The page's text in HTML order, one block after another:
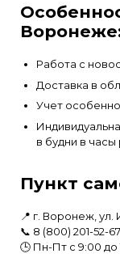
Работа с
Доставка в
Учет
в будни в
Пункт
📍 г. Воронеж, ул.
📞 8 (800) 201-52-67
🕒 Пн-Пт с 9:00